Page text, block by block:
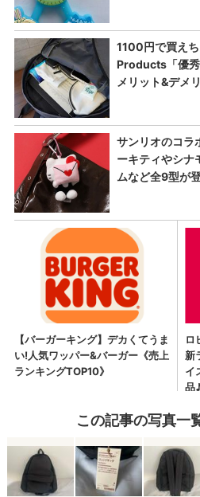
この記事の写真一